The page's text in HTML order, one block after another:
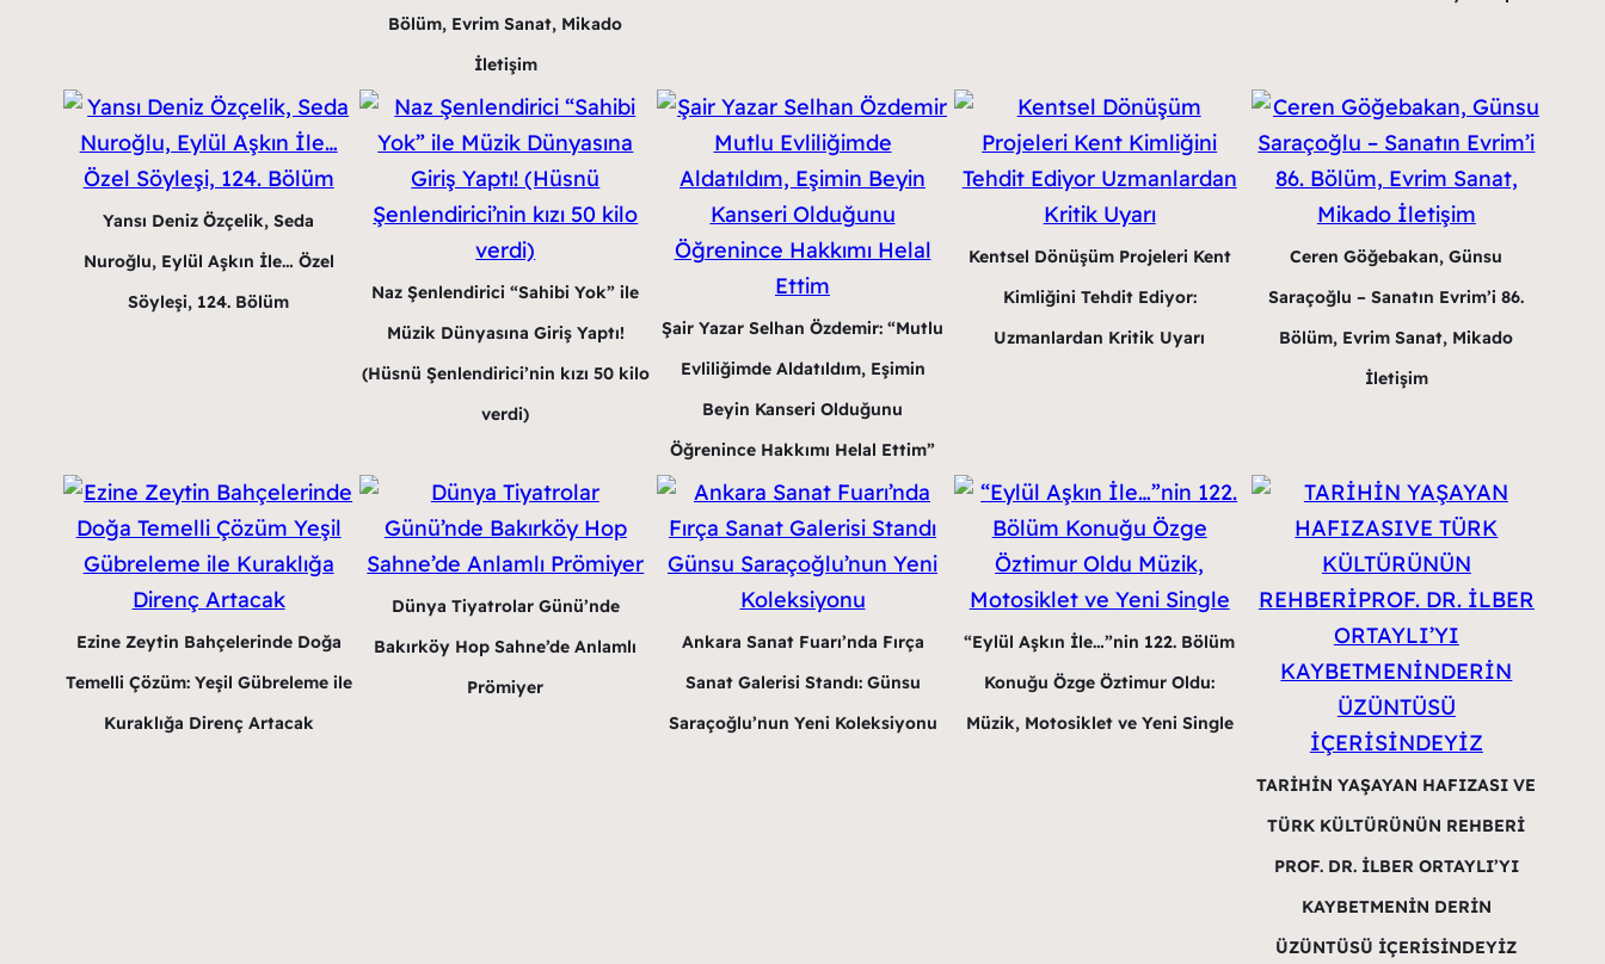
Bölüm, Evrim Sanat, Mikado
İletişim
Yansı Deniz Özçelik, Seda
Nuroğlu, Eylül Aşkın İle… Özel
Söyleşi, 124. Bölüm
Naz Şenlendirici “Sahibi Yok” ile
Müzik Dünyasına Giriş Yaptı!
(Hüsnü Şenlendirici’nin kızı 50 kilo
verdi)
Şair Yazar Selhan Özdemir: “Mutlu
Evliliğimde Aldatıldım, Eşimin
Beyin Kanseri Olduğunu
Öğrenince Hakkımı Helal Ettim”
Kentsel Dönüşüm Projeleri Kent
Kimliğini Tehdit Ediyor:
Uzmanlardan Kritik Uyarı
Ceren Göğebakan, Günsu
Saraçoğlu – Sanatın Evrim’i 86.
Bölüm, Evrim Sanat, Mikado
İletişim
Ezine Zeytin Bahçelerinde Doğa
Temelli Çözüm: Yeşil Gübreleme ile
Kuraklığa Direnç Artacak
Dünya Tiyatrolar Günü’nde
Bakırköy Hop Sahne’de Anlamlı
Prömiyer
Ankara Sanat Fuarı’nda Fırça
Sanat Galerisi Standı: Günsu
Saraçoğlu’nun Yeni Koleksiyonu
“Eylül Aşkın İle…”nin 122. Bölüm
Konuğu Özge Öztimur Oldu:
Müzik, Motosiklet ve Yeni Single
TARİHİN YAŞAYAN HAFIZASI VE
TÜRK KÜLTÜRÜNÜN REHBERİ
PROF. DR. İLBER ORTAYLI’YI
KAYBETMENİN DERİN
ÜZÜNTÜSÜ İÇERİSİNDEYİZ